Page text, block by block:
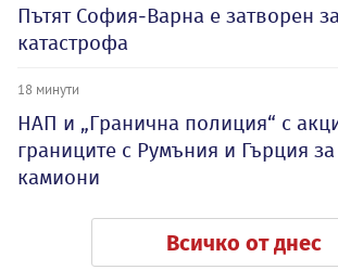
Пътят София-Варна е затворен
катастрофа
18 минути
НАП и „Гранична полиция“ с
границите с Румъния и Гърция
камиони
Всичко от днес